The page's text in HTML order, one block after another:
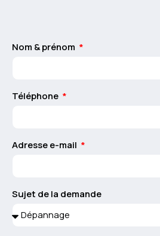
Nom & prénom
Téléphone
Adresse e-mail
Sujet de la demande